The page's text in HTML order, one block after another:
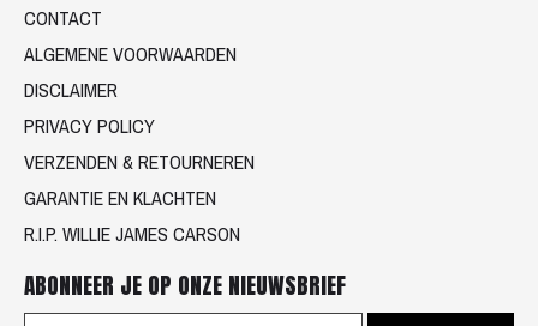
CONTACT
ALGEMENE VOORWAARDEN
DISCLAIMER
PRIVACY POLICY
VERZENDEN & RETOURNEREN
GARANTIE EN KLACHTEN
R.I.P. WILLIE JAMES CARSON
ABONNEER JE OP ONZE NIEUWSBRIEF